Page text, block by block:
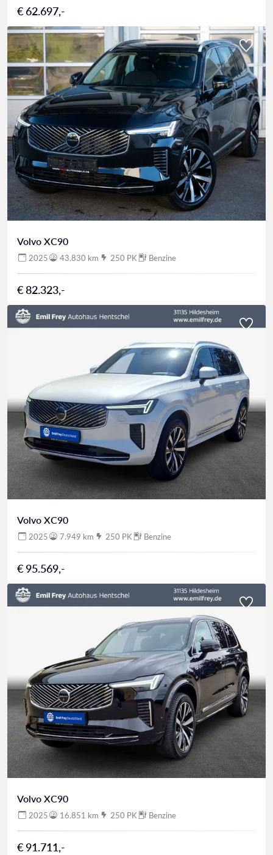
€ 62.697,-
Volvo XC90
2025 43.830 km 250 PK Benzine
€ 82.323,-
Volvo XC90
2025 7.949 km 250 PK Benzine
€ 95.569,-
Volvo XC90
2025 16.851 km 250 PK Benzine
€ 91.711,-